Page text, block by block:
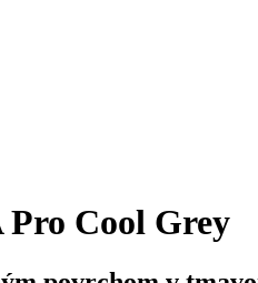
Cool Grey